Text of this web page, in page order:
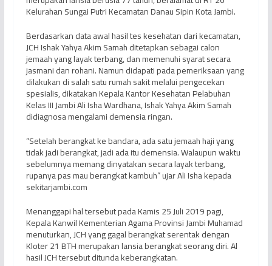
Kelurahan Sungai Putri Kecamatan Danau Sipin Kota Jambi.
Berdasarkan data awal hasil tes kesehatan dari kecamatan,
JCH Ishak Yahya Akim Samah ditetapkan sebagai calon
jemaah yang layak terbang, dan memenuhi syarat secara
jasmani dan rohani. Namun didapati pada pemeriksaan yang
dilakukan di salah satu rumah sakit melalui pengecekan
spesialis, dikatakan Kepala Kantor Kesehatan Pelabuhan
Kelas III Jambi Ali Isha Wardhana, Ishak Yahya Akim Samah
didiagnosa mengalami demensia ringan.
“Setelah berangkat ke bandara, ada satu jemaah haji yang
tidak jadi berangkat, jadi ada itu demensia. Walaupun waktu
sebelumnya memang dinyatakan secara layak terbang,
rupanya pas mau berangkat kambuh” ujar Ali Isha kepada
sekitarjambi.com
Menanggapi hal tersebut pada Kamis 25 Juli 2019 pagi,
Kepala Kanwil Kementerian Agama Provinsi Jambi Muhamad
menuturkan, JCH yang gagal berangkat serentak dengan
Kloter 21 BTH merupakan lansia berangkat seorang diri. Al
hasil JCH tersebut ditunda keberangkatan.